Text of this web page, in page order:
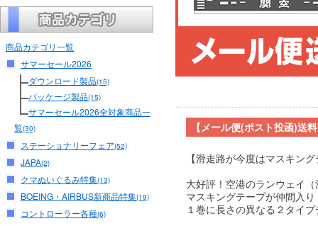
商品カテゴリ一覧
サマーセール2026
ダウンロード製品(15)
パッケージ製品(15)
サマーセール2026全対象商品一
覧(30)
ステーショナリーフェア(52)
JAPA(2)
クマぬいぐるみ特集(13)
BOEING・AIRBUS新商品特集(19)
コントローラー各種(6)
【メール便(ポスト投函)送
【滑走路が今度はマスキン
大好評！空港のランウェイ
マスキングテープが仲間入り
１巻に長さの異なる２タイ